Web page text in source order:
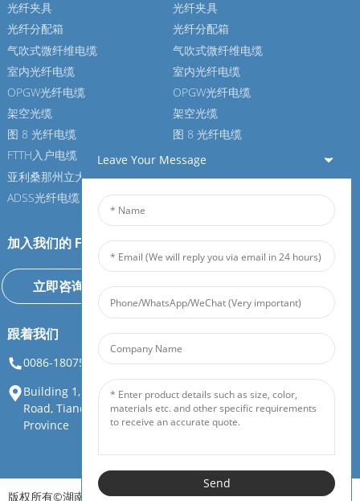
光纤夹具
光纤分配箱
气吹式微纤维电缆
室内光纤电缆
OPGW光纤电缆
架空光缆
图 8 光纤电缆
FTTH入户电缆
亚利桑那州立大学光纤电缆
ADSS光纤电缆
光纤夹具
光纤分配箱
气吹式微纤维电缆
室内光纤电缆
OPGW光纤电缆
架空光缆
图 8 光纤电缆
FTTH入户电缆
亚利桑那州立大学光纤电缆
ADSS光纤电缆
加入我们的 Feiboer
立即咨询
跟着我们
0086-18075108880
info@feiboer.com.cn
Building 1, Zhongjianbaobao Mansion, No. 30, Lianhu 3rd
Road, Tianding Street, Yuelu District, Changsha City, Hunan
Province
版权所有©湖南飞博广通通信设备有限公司。保留所有权利。 资源
Leave Your Message
Send